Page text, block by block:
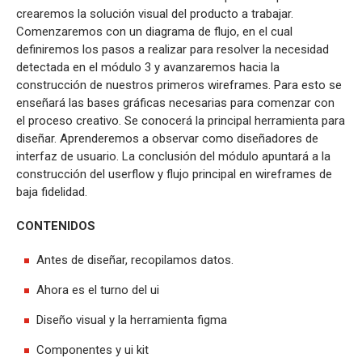
crearemos la solución visual del producto a trabajar.
Comenzaremos con un diagrama de flujo, en el cual
definiremos los pasos a realizar para resolver la necesidad
detectada en el módulo 3 y avanzaremos hacia la
construcción de nuestros primeros wireframes. Para esto se
enseñará las bases gráficas necesarias para comenzar con
el proceso creativo. Se conocerá la principal herramienta para
diseñar. Aprenderemos a observar como diseñadores de
interfaz de usuario. La conclusión del módulo apuntará a la
construcción del userflow y flujo principal en wireframes de
baja fidelidad.
CONTENIDOS
Antes de diseñar, recopilamos datos.
Ahora es el turno del ui
Diseño visual y la herramienta figma
Componentes y ui kit